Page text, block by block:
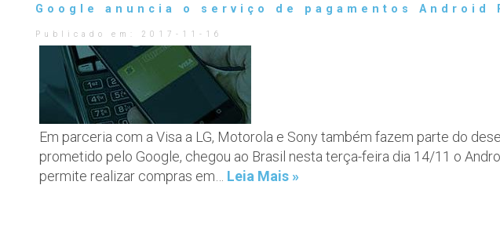
Google anuncia o serviço de pagamentos
Publicado em: 2017-11-16
Em parceria com a Visa a LG, Motorola e Sony também fazem parte do
prometido pelo Google, chegou ao Brasil nesta terça-feira dia 14/11 o
permite realizar compras em… Leia Mais »